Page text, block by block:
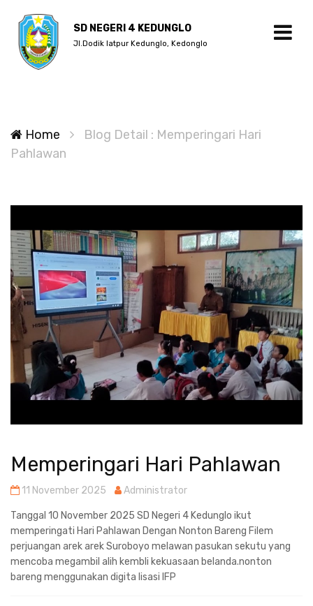
SD NEGERI 4 KEDUNGLO
Jl.Dodik latpur Kedunglo, Kedonglo
Home
Blog Detail : Memperingari Hari
Pahlawan
Memperingari Hari Pahlawan
11 November 2025 Administrator
Tanggal 10 November 2025 SD Negeri 4 Kedunglo ikut
memperingati Hari Pahlawan Dengan Nonton Bareng Filem
perjuangan arek arek Suroboyo melawan pasukan sekutu yang
mencoba megambil alih kembli kekuasaan belanda.nonton
bareng menggunakan digita lisasi IFP